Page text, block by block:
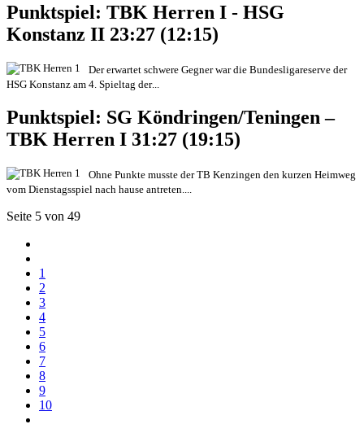
Punktspiel: TBK Herren I - HSG
Konstanz II 23:27 (12:15)
Der erwartet schwere Gegner war die Bundesligareserve der
HSG Konstanz am 4. Spieltag der...
Punktspiel: SG Köndringen/Teningen –
TBK Herren I 31:27 (19:15)
Ohne Punkte musste der TB Kenzingen den kurzen Heimweg
vom Dienstagsspiel nach hause antreten....
Seite 5 von 49
1
2
3
4
5
6
7
8
9
10